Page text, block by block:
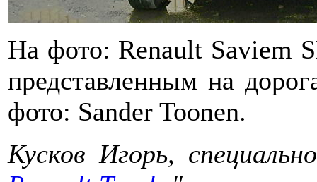
На фото: Renault Saviem
представленным на
фото: Sander Toonen.
Кусков Игорь,